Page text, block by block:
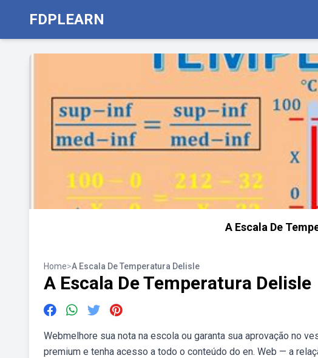
FDPLEARN
A Escala De
Home>A Escala De Temperatura Delisle
A Escala De Temperatura Delisle
Webmelhore sua nota na escola ou garanta sua aprovação no
premium e tenha acesso a todo o conteúdo do en. Web — a